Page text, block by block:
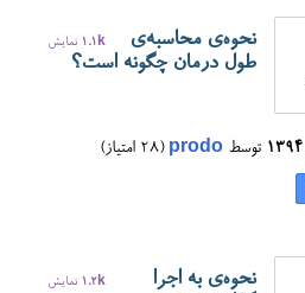
1.1k نمایش
نحوه‌ی محاسبه‌ی
طول درمان چگونه است؟
توسط prodo
(
28 امتیاز)
1.2k نمایش
نحوه‌ی به اجرا